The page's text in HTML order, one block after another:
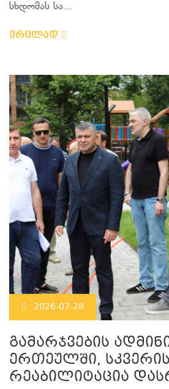
სხდომას სა...
ვრცლად
2026-07-28
გამარჯვების
ერთეულში, სკვერის
რეაბილიტაცია